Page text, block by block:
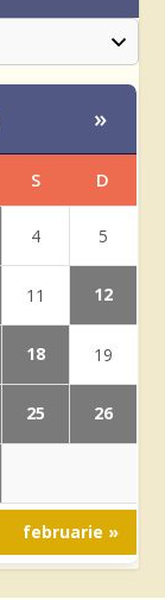
»
S D
4 5
11 12
18 19
25 26
februarie »